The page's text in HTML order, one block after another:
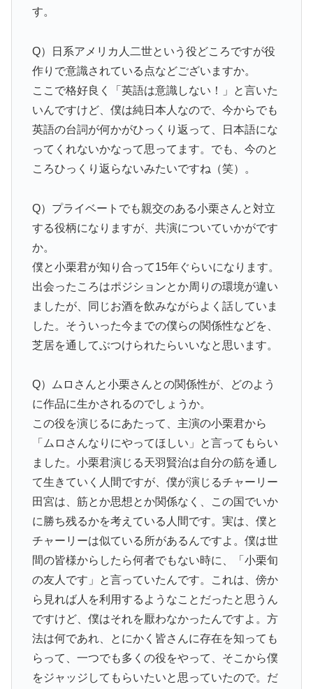
す。
Q）日系アメリカ人二世という役どころですが役
作りで意識されている点などございますか。
ここで格好良く「英語は意識しない！」と言いた
いんですけど、僕は純日本人なので、今からでも
英語の台詞が何かがひっくり返って、日本語にな
ってくれないかなって思ってます。でも、今のと
ころひっくり返らないみたいですね（笑）。
Q）プライベートでも親交のある小栗さんと対立
する役柄になりますが、共演についていかがです
か。
僕と小栗君が知り合って15年ぐらいになります。
出会ったころはポジションとか周りの環境が違い
ましたが、同じお酒を飲みながらよく話していま
した。そういった今までの僕らの関係性などを、
芝居を通してぶつけられたらいいなと思います。
Q）ムロさんと小栗さんとの関係性が、どのよう
に作品に生かされるのでしょうか。
この役を演じるにあたって、主演の小栗君から
「ムロさんなりにやってほしい」と言ってもらい
ました。小栗君演じる天羽賢治は自分の筋を通し
て生きていく人間ですが、僕が演じるチャーリー
田宮は、筋とか思想とか関係なく、この国でいか
に勝ち残るかを考えている人間です。実は、僕と
チャーリーは似ている所があるんですよ。僕は世
間の皆様からしたら何者でもない時に、「小栗旬
の友人です」と言っていたんです。これは、傍か
ら見れば人を利用するようなことだったと思うん
ですけど、僕はそれを厭わなかったんですよ。方
法は何であれ、とにかく皆さんに存在を知っても
らって、一つでも多くの役をやって、そこから僕
をジャッジしてもらいたいと思っていたので。だ